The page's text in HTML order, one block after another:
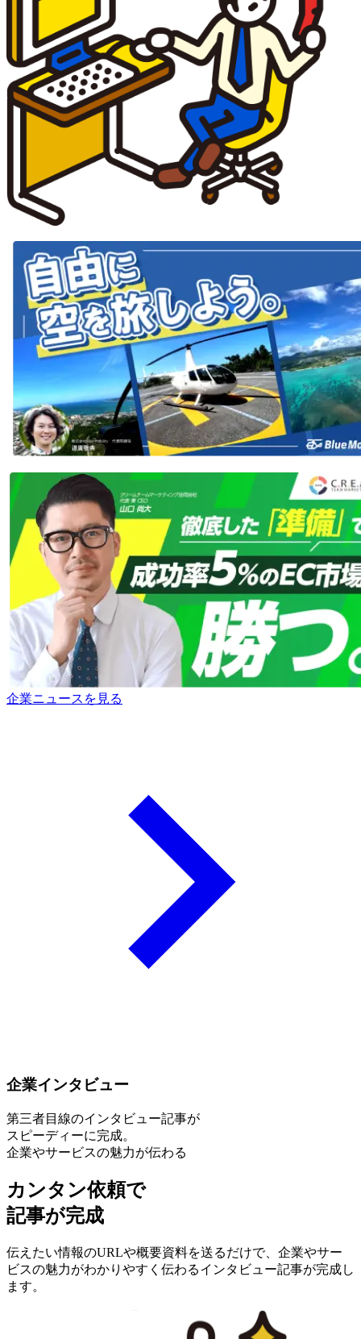
企業ニュースを見る
企業インタビュー
第三者目線のインタビュー記事が
スピーディーに完成。
企業やサービスの魅力が伝わる
カンタン依頼で
記事が完成
伝えたい情報のURLや概要資料を送るだけで、企業やサー
ビスの魅力がわかりやすく伝わるインタビュー記事が完成し
ます。